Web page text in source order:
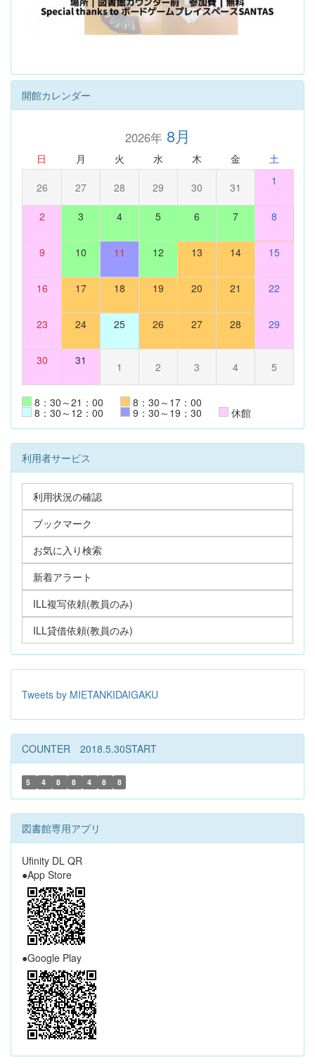
開館カレンダー
2026年8月
日 月 火 水 木 金 土
26 27 28 29 30 31 1
2 3 4 5 6 7 8
9 10 11 12 13 14 15
16 17 18 19 20 21 22
23 24 25 26 27 28 29
30 31 1 2 3 4 5
8：30～21：00 8：30～17：00
8：30～12：00 9：30～19：30 休館
利用者サービス
利用状況の確認
ブックマーク
お気に入り検索
新着アラート
ILL複写依頼(教員のみ)
ILL貸借依頼(教員のみ)
Tweets by MIETANKIDAIGAKU
COUNTER 2018.5.30START
5 4 8 8 4 8 8
図書館専用アプリ
Ufinity DL QR
●App Store
●Google Play